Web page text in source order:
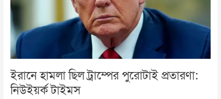
ইরানে হামলা ছিল ট্রাম্পের পুরোটাই প্রতারণা:
নিউইয়র্ক টাইমস
টাইমস